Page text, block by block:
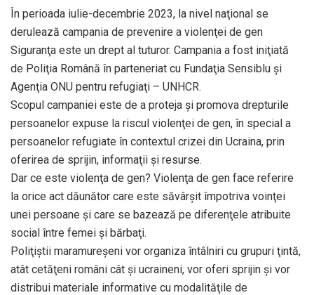
În perioada iulie-decembrie 2023, la nivel naţional se
derulează campania de prevenire a violenţei de gen
Siguranţa este un drept al tuturor. Campania a fost iniţiată
de Poliţia Română în parteneriat cu Fundaţia Sensiblu şi
Agenţia ONU pentru refugiaţi – UNHCR.
Scopul campaniei este de a proteja şi promova drepturile
persoanelor expuse la riscul violenţei de gen, în special a
persoanelor refugiate în contextul crizei din Ucraina, prin
oferirea de sprijin, informaţii şi resurse.
Dar ce este violenţa de gen? Violenţa de gen face referire
la orice act dăunător care este săvârşit împotriva voinţei
unei persoane şi care se bazează pe diferenţele atribuite
social între femei şi bărbaţi.
Poliţiştii maramureşeni vor organiza întâlniri cu grupuri ţintă,
atât cetăţeni români cât şi ucraineni, vor oferi sprijin şi vor
distribui materiale informative cu modalităţile de